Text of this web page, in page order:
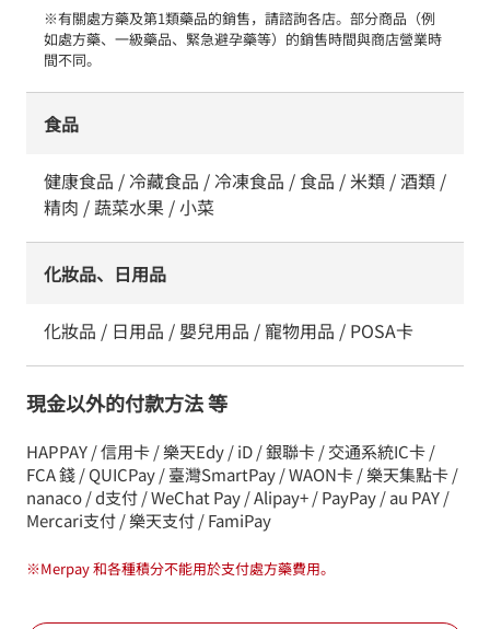
※有關處方藥及第1類藥品的銷售，請諮詢各店。部分商品（例
如處方藥、一級藥品、緊急避孕藥等）的銷售時間與商店營業時
間不同。
食品
健康食品 / 冷藏食品 / 冷凍食品 / 食品 / 米類 / 酒類 /
精肉 / 蔬菜水果 / 小菜
化妝品、日用品
化妝品 / 日用品 / 嬰兒用品 / 寵物用品 / POSA卡
現金以外的付款方法 等
HAPPAY / 信用卡 / 樂天Edy / iD / 銀聯卡 / 交通系統IC卡 /
FCA 錢 / QUICPay / 臺灣SmartPay / WAON卡 / 樂天集點卡 /
nanaco / d支付 / WeChat Pay / Alipay+ / PayPay / au PAY /
Mercari支付 / 樂天支付 / FamiPay
※Merpay 和各種積分不能用於支付處方藥費用。